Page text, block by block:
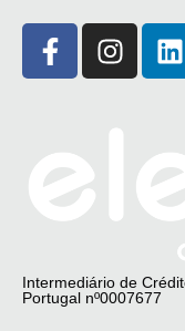
Intermediário de
Portugal nº0007677